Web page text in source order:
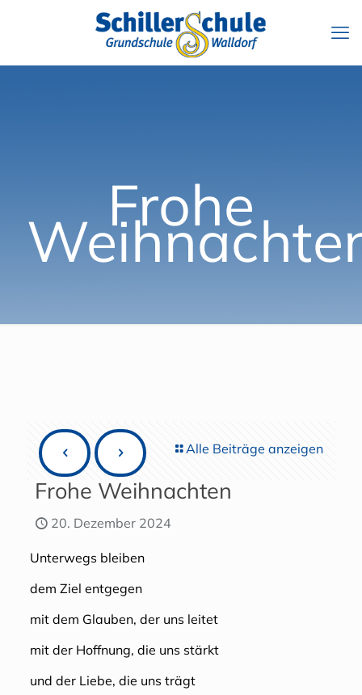
Frohe
Alle Beiträge anzeigen
Frohe Weihnachten
20. Dezember 2024
Unterwegs bleiben
dem Ziel entgegen
mit dem Glauben, der uns leitet
mit der Hoffnung, die uns stärkt
und der Liebe, die uns trägt